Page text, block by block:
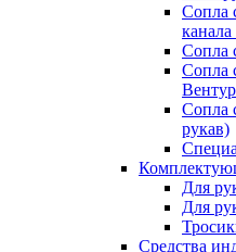
Сопла
Сопла
Сопла
Сопла
рукав)
Для
Для
Средства